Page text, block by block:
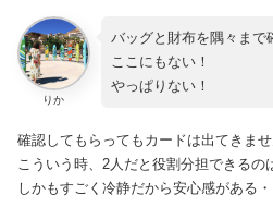
りか
バッグと財布を隅々まで
ここにもない！
やっぱりない！
確認してもらってもカードは出てきませ
こういう時、2人だと役割分担できるの
しかもすごく冷静だから安心感がある